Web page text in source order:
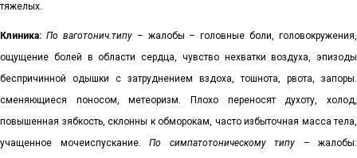
тяжелых.
Клиника: По ваготонич.типу– жалобы – головные боли, головокружения,
ощущение болей в области сердца, чувство нехватки воздуха, эпизоды
беспричинной одышки с затруднением вздоха, тошнота, рвота, запоры.
сменяющиеся поносом, метеоризм. Плохо переносят духоту, холод,
повышенная зябкость, склонны к обморокам, часто избыточная масса тела,
учащенное мочеиспускание. По симпатотоническому типу – жалобы: